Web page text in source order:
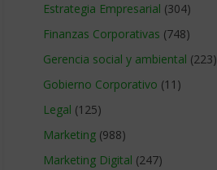
Estrategia Empresarial (304)
Finanzas Corporativas (748)
Gerencia social y ambiental (223)
Gobierno Corporativo (11)
Legal (125)
Marketing (988)
Marketing Digital (247)